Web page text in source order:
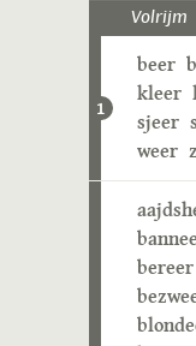
Volrijm
1
beer
kleer
sjeer
weer
bereer